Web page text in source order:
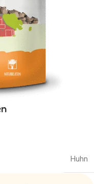
Huhn